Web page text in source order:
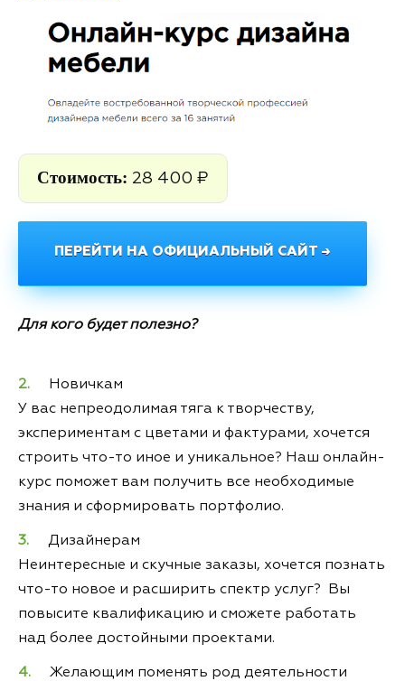
Стоимость: 28 400 ₽
ПЕРЕЙТИ НА ОФИЦИАЛЬНЫЙ САЙТ →
Для кого будет полезно?
Новичкам
У вас непреодолимая тяга к творчеству,
экспериментам с цветами и фактурами, хочется
строить что-то иное и уникальное? Наш онлайн-
курс поможет вам получить все необходимые
знания и сформировать портфолио.
Дизайнерам
Неинтересные и скучные заказы, хочется познать
что-то новое и расширить спектр услуг? Вы
повысите квалификацию и сможете работать
над более достойными проектами.
Желающим поменять род деятельности